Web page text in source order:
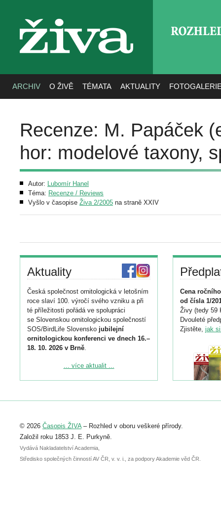
živa
ARCHIV O ŽIVĚ TÉMATA AKTUALITY
Recenze: M. Papáček
hor: modelové taxony,
Autor: Lubomír Hanel
Téma: Recenze / Reviews
Vyšlo v časopise Živa 2/2005 na straně XXIV
Aktuality
Česká společnost ornitologická v letošním
roce slaví 100. výročí svého vzniku a při
té příležitosti pořádá ve spolupráci
se Slovenskou ornitologickou společností
SOS/BirdLife Slovensko jubilejní
ornitologickou konferenci ve dnech 16.–
18. 10. 2026 v Brně.
Podrobnější informace ke konferenci
Registrovat se můžete do 6. září.
abstraktu přihlášené přednášky nebo
posteru je už 30. června.
... více aktualit ...
Cena
od čísla 1/
Živy (tedy 59
Dvouleté
Zjistěte, jak
© 2026 Časopis ŽIVA– Rozhled v oboru veškeré přírody.
Založil roku 1853 J. E. Purkyně.
Vydává Nakladatelství Academia,
Středisko společných činností AV ČR, v. v. i., za podpory Akademie věd ČR.